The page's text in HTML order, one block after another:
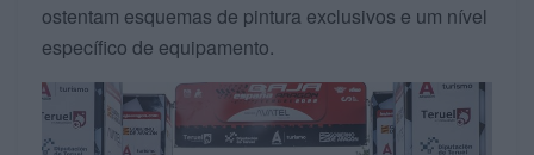
ostentam esquemas de pintura exclusivos e um nível
específico de equipamento.